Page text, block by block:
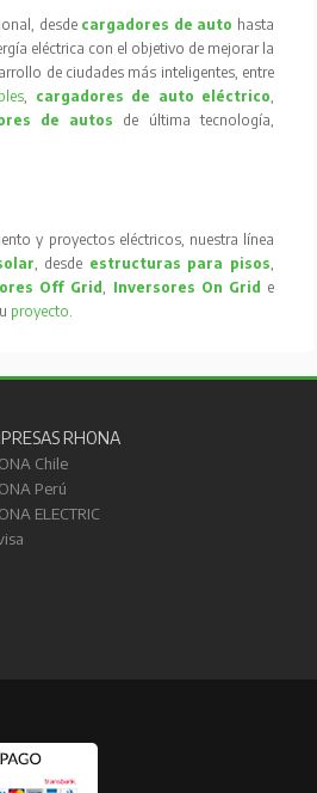
desde cargadores de auto hasta
eléctrica con el objetivo de mejorar la
de ciudades más inteligentes, entre
, cargadores de auto eléctrico,
de autos
de última tecnología,
y proyectos eléctricos, nuestra línea
, desde estructuras para pisos,
Off Grid, Inversores On Grid e
proyecto.
RHONA
Chile
Perú
ELECTRIC